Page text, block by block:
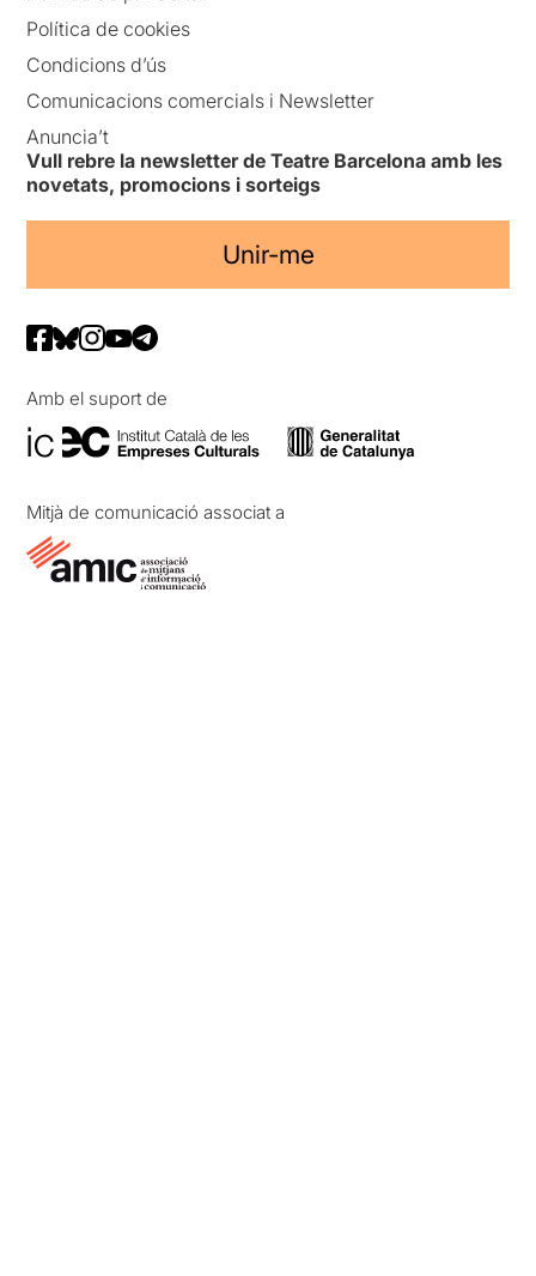
Política de cookies
Condicions d’ús
Comunicacions comercials i Newsletter
Anuncia’t
Vull rebre la newsletter de Teatre Barcelona amb les
novetats, promocions i sorteigs
Unir-me
Amb el suport de
Mitjà de comunicació associat a